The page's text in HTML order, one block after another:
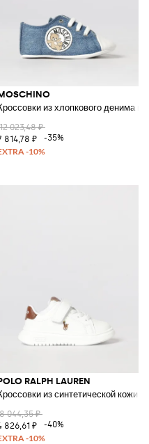
из хлопкового денима и
12 023,48 ₽
814,78 ₽
-35%
RALPH LAUREN
из синтетической кожи
8 044,35 ₽
826,61 ₽
-40%